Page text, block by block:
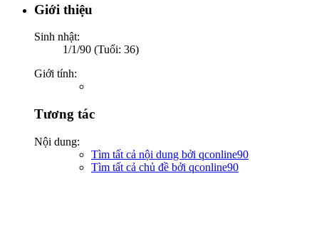
Giới thiệu
Sinh nhật:
1/1/90 (Tuổi: 36)
Giới tính:
Tương tác
Nội dung:
Tìm tất cả nội dung bởi qconline90
Tìm tất cả chủ đề bởi qconline90